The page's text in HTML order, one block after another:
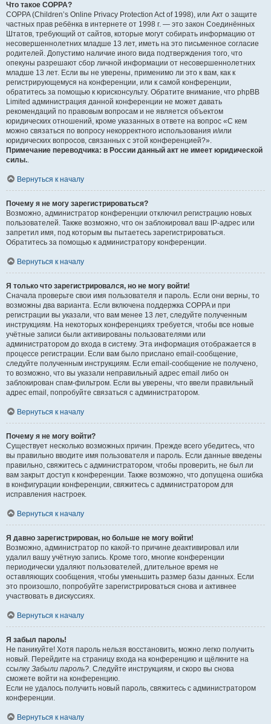
Что такое COPPA?
COPPA (Children’s Online Privacy Protection Act of 1998), или Акт о защите
частных прав ребёнка в интернете от 1998 г. — это закон Соединённых
Штатов, требующий от сайтов, которые могут собирать информацию от
несовершеннолетних младше 13 лет, иметь на это письменное согласие
родителей. Допустимо наличие иного вида подтверждения того, что
опекуны разрешают сбор личной информации от несовершеннолетних
младше 13 лет. Если вы не уверены, применимо ли это к вам, как к
регистрирующемуся на конференции, или к самой конференции,
обратитесь за помощью к юрисконсульту. Обратите внимание, что phpBB
Limited администрация данной конференции не может давать
рекомендаций по правовым вопросам и не является объектом
юридических отношений, кроме указанных в ответе на вопрос «С кем
можно связаться по вопросу некорректного использования и/или
юридических вопросов, связанных с этой конференцией?».
Примечание переводчика: в России данный акт не имеет юридической
силы..
Вернуться к началу
Почему я не могу зарегистрироваться?
Возможно, администратор конференции отключил регистрацию новых
пользователей. Также возможно, что он заблокировал ваш IP-адрес или
запретил имя, под которым вы пытаетесь зарегистрироваться.
Обратитесь за помощью к администратору конференции.
Вернуться к началу
Я только что зарегистрировался, но не могу войти!
Сначала проверьте свои имя пользователя и пароль. Если они верны, то
возможны два варианта. Если включена поддержка COPPA и при
регистрации вы указали, что вам менее 13 лет, следуйте полученным
инструкциям. На некоторых конференциях требуется, чтобы все новые
учётные записи были активированы пользователями или
администратором до входа в систему. Эта информация отображается в
процессе регистрации. Если вам было прислано email-сообщение,
следуйте полученным инструкциям. Если email-сообщение не получено,
то возможно, что вы указали неправильный адрес email либо он
заблокирован спам-фильтром. Если вы уверены, что ввели правильный
адрес email, попробуйте связаться с администратором.
Вернуться к началу
Почему я не могу войти?
Существует несколько возможных причин. Прежде всего убедитесь, что
вы правильно вводите имя пользователя и пароль. Если данные введены
правильно, свяжитесь с администратором, чтобы проверить, не был ли
вам закрыт доступ к конференции. Также возможно, что допущена ошибка
в конфигурации конференции, свяжитесь с администратором для
исправления настроек.
Вернуться к началу
Я давно зарегистрирован, но больше не могу войти!
Возможно, администратор по какой-то причине деактивировал или
удалил вашу учётную запись. Кроме того, многие конференции
периодически удаляют пользователей, длительное время не
оставляющих сообщения, чтобы уменьшить размер базы данных. Если
это произошло, попробуйте зарегистрироваться снова и активнее
участвовать в дискуссиях.
Вернуться к началу
Я забыл пароль!
Не паникуйте! Хотя пароль нельзя восстановить, можно легко получить
новый. Перейдите на страницу входа на конференцию и щёлкните на
ссылку Забыли пароль?. Следуйте инструкциям, и скоро вы снова
сможете войти на конференцию.
Если не удалось получить новый пароль, свяжитесь с администратором
конференции.
Вернуться к началу